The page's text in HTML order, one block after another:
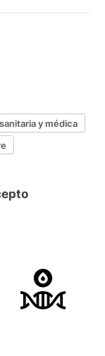
y médica